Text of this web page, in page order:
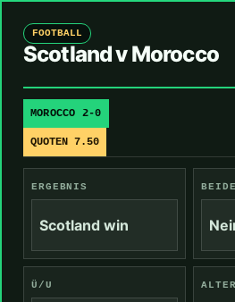
FOOTBALL
Scotland v Morocco
MOROCCO 2-0
QUOTEN 7.50
ERGEBNIS
Scotland win
Ü/U